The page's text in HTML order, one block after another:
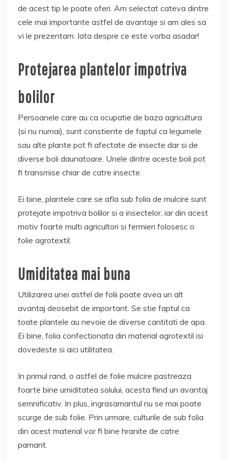
de acest tip le poate oferi. Am selectat cateva dintre
cele mai importante astfel de avantaje si am ales sa
vi le prezentam. Iata despre ce este vorba asadar!
Protejarea plantelor impotriva
bolilor
Persoanele care au ca ocupatie de baza agricultura
(si nu numai), sunt constiente de faptul ca legumele
sau alte plante pot fi afectate de insecte dar si de
diverse boli daunatoare. Unele dintre aceste boli pot
fi transmise chiar de catre insecte.
Ei bine, plantele care se afla sub folia de mulcire sunt
protejate impotriva bolilor si a insectelor, iar din acest
motiv foarte multi agricultori si fermieri folosesc o
folie agrotextil.
Umiditatea mai buna
Utilizarea unei astfel de folii poate avea un alt
avantaj deosebit de important. Se stie faptul ca
toate plantele au nevoie de diverse cantitati de apa.
Ei bine, folia confectionata din material agrotextil isi
dovedeste si aici utilitatea.
In primul rand, o astfel de folie mulcire pastreaza
foarte bine umiditatea solului, acesta fiind un avantaj
semnificativ. In plus, ingrasamantul nu se mai poate
scurge de sub folie. Prin urmare, culturile de sub folia
din acest material vor fi bine hranite de catre
pamant.